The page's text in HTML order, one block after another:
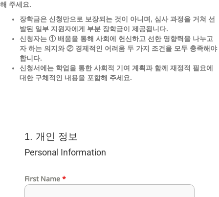
해 주세요.
장학금은 신청만으로 보장되는 것이 아니며, 심사과정을 거쳐 선
발된 일부 지원자에게 부분 장학금이 제공됩니다.
신청자는 ① 배움을 통해 사회에 헌신하고 선한 영향력을 나누고
자하는 의지와 ② 경제적인 어려움 두 가지 조건을 모두 충족해야
합니다.
신청서에는 학업을 통한사회적 기여 계획과 함께 재정적 필요에
대한 구체적인 내용을 포함해 주세요.
1. 개인 정보
Personal Information
First Name *